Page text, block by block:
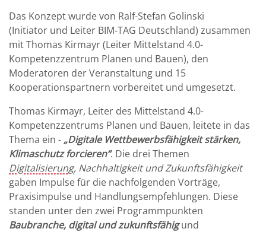
Das Konzept wurde von Ralf-Stefan Golinski
(Initiator und Leiter BIM-TAG Deutschland) zusammen
mit Thomas Kirmayr (Leiter Mittelstand 4.0-
Kompetenzzentrum Planen und Bauen), den
Moderatoren der Veranstaltung und 15
Kooperationspartnern vorbereitet und umgesetzt.
Thomas Kirmayr, Leiter des Mittelstand 4.0-
Kompetenzzentrums Planen und Bauen, leitete in das
Thema ein - „Digitale Wettbewerbsfähigkeit stärken,
Klimaschutz forcieren“. Die drei Themen
Digitalisierung, Nachhaltigkeit und Zukunftsfähigkeit
gaben Impulse für die nachfolgenden Vorträge,
Praxisimpulse und Handlungsempfehlungen. Diese
standen unter den zwei Programmpunkten
Baubranche, digital und zukunftsfähigund